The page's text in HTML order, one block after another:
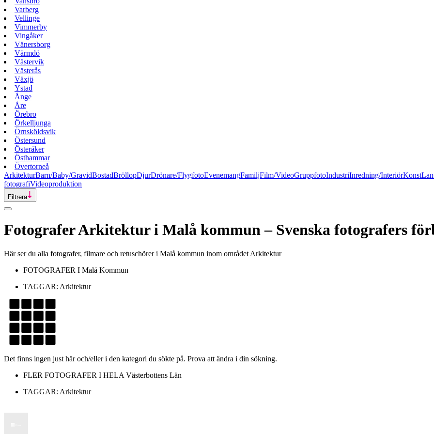
Varberg
Vellinge
Vimmerby
Vingåker
Vänersborg
Värmdö
Västervik
Västerås
Växjö
Ystad
Ånge
Åre
Örebro
Örkelljunga
Örnsköldsvik
Östersund
Österåker
Östhammar
Övertorneå
ArkitekturBarn/Baby/GravidBostadBröllopDjurDrönare/FlygfotoEvenemangFamiljFilm/VideoGruppfotoIndustriInredning/InteriörKonst
fotografiVideoproduktion
Filtrera
FotograferArkitekturi Malå kommun– Svenska fotografers
Här ser du alla fotografer, filmare och retuschörer i Malå kommun inom området Arkitektur
FOTOGRAFER I Malå Kommun
TAGGAR: Arkitektur
Det finns ingen just här och/eller i den kategori du sökte på. Prova att ändra i din sökning.
FLER FOTOGRAFER I HELA Västerbottens Län
TAGGAR: Arkitektur